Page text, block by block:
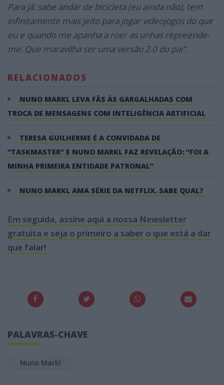
Para já: sabe andar de bicicleta (eu ainda não), tem
infinitamente mais jeito para jogar videojogos do que
eu e quando me apanha a roer as unhas repreende-
me. Que maravilha ser uma versão 2.0 do pai”.
RELACIONADOS
NUNO MARKL LEVA FÃS ÀS GARGALHADAS COM
TROCA DE MENSAGENS COM INTELIGÊNCIA ARTIFICIAL
TERESA GUILHERME É A CONVIDADA DE
“TASKMASTER” E NUNO MARKL FAZ REVELAÇÃO: “FOI A
MINHA PRIMEIRA ENTIDADE PATRONAL”
NUNO MARKL AMA SÉRIE DA NETFLIX. SABE QUAL?
Em seguida, assine aqui a nossa Newsletter
gratuita e seja o primeiro a saber o que está a dar
que falar!
PALAVRAS-CHAVE
Nuno Markl